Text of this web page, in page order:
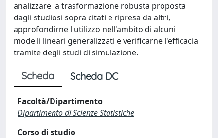
analizzare la trasformazione robusta proposta
dagli studiosi sopra citati e ripresa da altri,
approfondirne l'utilizzo nell'ambito di alcuni
modelli lineari generalizzati e verificarne l'efficacia
tramite degli studi di simulazione.
Scheda Scheda DC
Facoltà/Dipartimento
Dipartimento di Scienze Statistiche
Corso di studio